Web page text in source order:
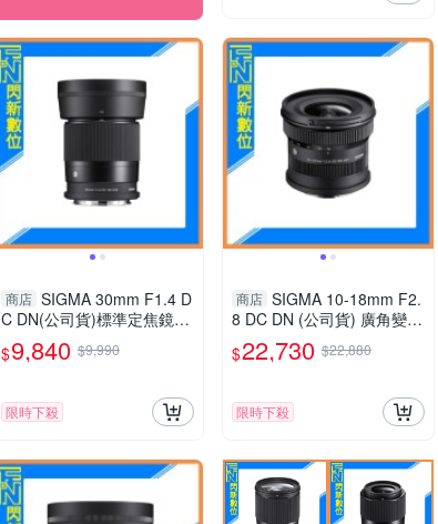
商店 SIGMA 30mm F1.4 D
C DN(公司貨)標準定焦鏡頭
APS-C
$9,840 $9,990
限時下殺
商店 SIGMA 10-18mm F2.
8 DC DN (公司貨) 廣角變焦
鏡頭 APS-C
$22,730 $22,880
限時下殺